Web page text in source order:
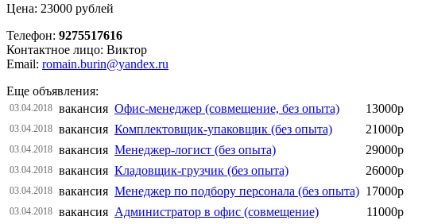
Цена: 23000 рублей
Телефон: 9275517616
Контактное лицо: Виктор
Email: romain.burin@yandex.ru
Еще объявления:
03.04.2018 вакансия Офис-менеджер (совмещение, без опыта) 13000р
03.04.2018 вакансия Комплектовщик-упаковщик (без опыта) 21000р
03.04.2018 вакансия Менеджер-логист (без опыта) 29000р
03.04.2018 вакансия Кладовщик-грузчик (без опыта) 26000р
03.04.2018 вакансия Менеджер по подбору персонала (без опыта) 17000р
03.04.2018 вакансия Администратор в офис (совмещение) 11000р